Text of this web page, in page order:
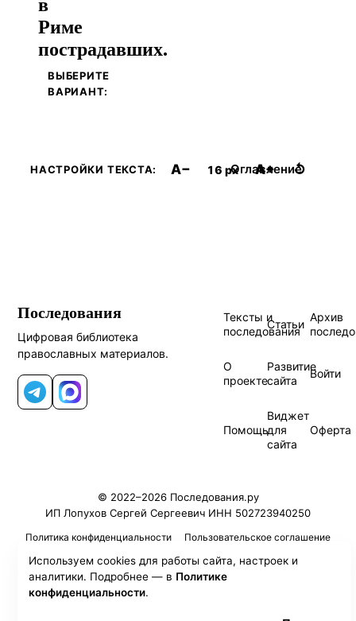
Риме
пострадавших.
ВЫБЕРИТЕ
ВАРИАНТ:
НАСТРОЙКИ ТЕКСТА: A− 16 px A+ ↺
Оглавление
Последования
Цифровая библиотека
православных материалов.
Telegram
MAX
Тексты и
последования
Статьи
Архив
О
проекте
Развитие
сайта
Войти
Помощь
Виджет
для
сайта
Оферта
© 2022–2026 Последования.ру
ИП Лопухов Сергей Сергеевич ИНН 502723940250
Политика конфиденциальности Пользовательское соглашение
Используем cookies для работы сайта, настроек и
аналитики. Подробнее — в Политике
конфиденциальности.